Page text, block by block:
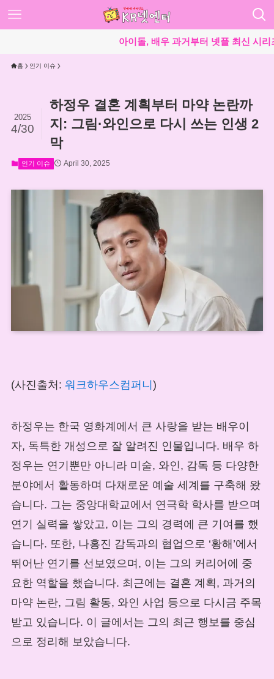
아이돌, 배우 과거부터 넷플 최신 시리즈 리뷰
홈 인기 이슈
하정우 결혼 계획부터 마약 논란까
지: 그림·와인으로 다시 쓰는 인생 2
막
2025
4/30
인기 이슈 April 30, 2025
(사진출처: 워크하우스컴퍼니 )
하정우는 한국 영화계에서 큰 사랑을 받는 배우이
자, 독특한 개성으로 잘 알려진 인물입니다. 배우 하
정우는 연기뿐만 아니라 미술, 와인, 감독 등 다양한
분야에서 활동하며 다채로운 예술 세계를 구축해 왔
습니다. 그는 중앙대학교에서 연극학 학사를 받으며
연기 실력을 쌓았고, 이는 그의 경력에 큰 기여를 했
습니다. 또한, 나홍진 감독과의 협업으로 ‘황해’에서
뛰어난 연기를 선보였으며, 이는 그의 커리어에 중
요한 역할을 했습니다. 최근에는 결혼 계획, 과거의
마약 논란, 그림 활동, 와인 사업 등으로 다시금 주목
받고 있습니다. 이 글에서는 그의 최근 행보를 중심
으로 정리해 보았습니다.